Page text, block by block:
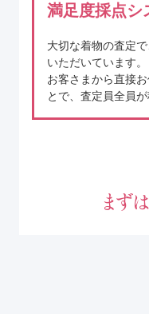
満足度採点シ
大切な着物の査定
いただいています。
お客さまから直接
とで、査定員全員
まずは